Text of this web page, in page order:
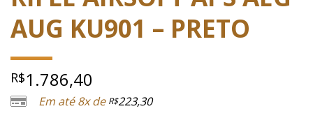
AUG KU901 – PRETO
R$1.786,40
Em até 8x de R$223,30